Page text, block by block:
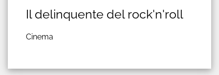
Il delinquente del rock'n'roll
Cinema